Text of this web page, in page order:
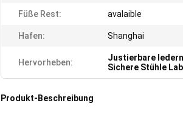
Füße Rest: avalaible
Hafen: Shanghai
Hervorheben: Justierbare
Sichere Stühle
Produkt-Beschreibung